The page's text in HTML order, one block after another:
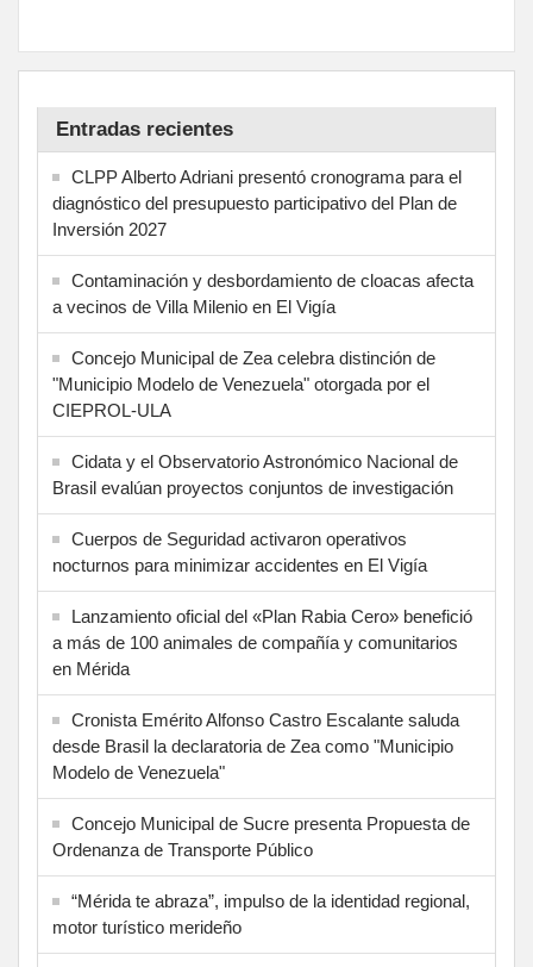
Entradas recientes
CLPP Alberto Adriani presentó cronograma para el
diagnóstico del presupuesto participativo del Plan de
Inversión 2027
Contaminación y desbordamiento de cloacas afecta
a vecinos de Villa Milenio en El Vigía
Concejo Municipal de Zea celebra distinción de
"Municipio Modelo de Venezuela" otorgada por el
CIEPROL-ULA
Cidata y el Observatorio Astronómico Nacional de
Brasil evalúan proyectos conjuntos de investigación
Cuerpos de Seguridad activaron operativos
nocturnos para minimizar accidentes en El Vigía
Lanzamiento oficial del «Plan Rabia Cero» benefició
a más de 100 animales de compañía y comunitarios
en Mérida
Cronista Emérito Alfonso Castro Escalante saluda
desde Brasil la declaratoria de Zea como "Municipio
Modelo de Venezuela"
Concejo Municipal de Sucre presenta Propuesta de
Ordenanza de Transporte Público
“Mérida te abraza”, impulso de la identidad regional,
motor turístico merideño